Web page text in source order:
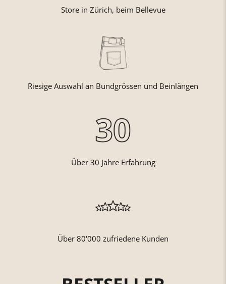
Store in Zürich, beim Bellevue
Riesige Auswahl an Bundgrössen und Beinlängen
Über 30 Jahre Erfahrung
Über 80'000 zufriedene Kunden